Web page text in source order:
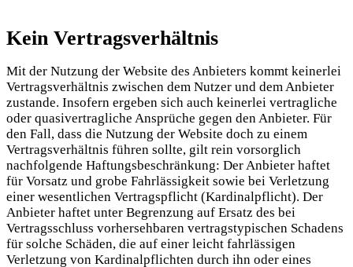
Kein Vertragsverhältnis
Mit der Nutzung der Website des Anbieters kommt keinerlei
Vertragsverhältnis zwischen dem Nutzer und dem Anbieter
zustande. Insofern ergeben sich auch keinerlei vertragliche
oder quasivertragliche Ansprüche gegen den Anbieter. Für
den Fall, dass die Nutzung der Website doch zu einem
Vertragsverhältnis führen sollte, gilt rein vorsorglich
nachfolgende Haftungsbeschränkung: Der Anbieter haftet
für Vorsatz und grobe Fahrlässigkeit sowie bei Verletzung
einer wesentlichen Vertragspflicht (Kardinalpflicht). Der
Anbieter haftet unter Begrenzung auf Ersatz des bei
Vertragsschluss vorhersehbaren vertragstypischen Schadens
für solche Schäden, die auf einer leicht fahrlässigen
Verletzung von Kardinalpflichten durch ihn oder eines